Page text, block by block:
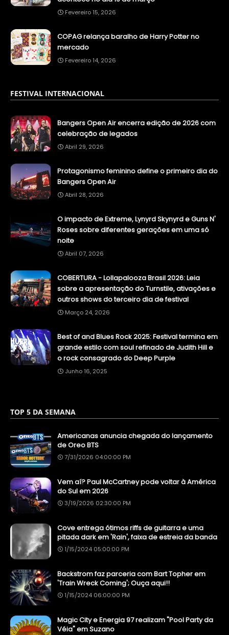
Fevereiro 15, 2026
COPAG relança baralho de Harry Potter no
mercado
Fevereiro 14, 2026
FESTIVAL INTERNACIONAL
Bangers Open Air encerra edição de 2026 com
celebração de legados
Abril 29, 2026
Protagonismo feminino define o primeiro dia do
Bangers Open Air
Abril 28, 2026
O impacto de Extreme, Lynyrd Skynyrd e Guns N'
Roses sobre diferentes gerações em uma só
noite
Abril 07, 2026
COBERTURA - Lollapalooza Brasil 2026: Leia
sobre a apresentação do Turnstile, ativações e
outros shows do terceiro dia de festival
Março 24, 2026
Best of and Blues Rock 2025: Festival termina em
grande estilo com soul refinado de Judith Hill e
o rock consagrado do Deep Purple
Junho 16, 2025
TOP 5 DA SEMANA
Americanas anuncia chegada do lançamento
de Oreo BTS
7/31/2026 04:00:00 PM
Vem aí? Paul McCartney pode voltar à América
do Sul em 2026
3/19/2026 02:30:00 PM
Cove entrega ótimos riffs de guitarra e uma
pitada dark em 'Rain', faixa de estreia da banda
1/15/2024 05:00:00 PM
Backstrom faz parceria com Bart Topher em
'Train Wreck Coming'; Ouça aqui!!
1/15/2024 06:00:00 PM
Magic City e Energia 97 realizam "Pool Party da
Véia" em Suzano